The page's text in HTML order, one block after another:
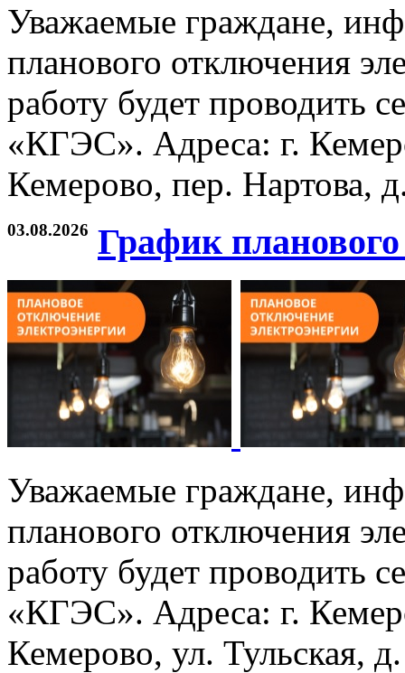
Уважаемые граждане,
планового отключения
работу будет проводить
«КГЭС». Адреса: г.
Кемерово, пер. Нартова,
03.08.2026 График
Уважаемые граждане,
планового отключения
работу будет проводить
«КГЭС». Адреса: г.
Кемерово, ул. Тульская,